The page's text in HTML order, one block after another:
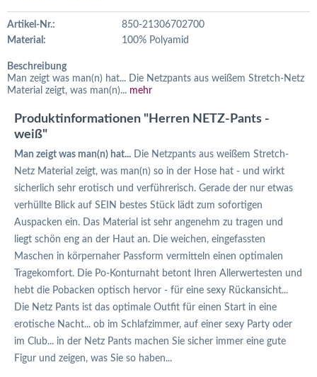
Artikel-Nr.:
850-21306702700
Material:
100% Polyamid
Beschreibung
Man zeigt was man(n) hat... Die Netzpants aus weißem Stretch-Netz
Material zeigt, was man(n)... mehr
Produktinformationen "Herren NETZ-Pants -
weiß"
Man zeigt was man(n) hat... Die Netzpants aus weißem Stretch-
Netz Material zeigt, was man(n) so in der Hose hat - und wirkt
sicherlich sehr erotisch und verführerisch. Gerade der nur etwas
verhüllte Blick auf SEIN bestes Stück lädt zum sofortigen
Auspacken ein. Das Material ist sehr angenehm zu tragen und
liegt schön eng an der Haut an. Die weichen, eingefassten
Maschen in körpernaher Passform vermitteln einen optimalen
Tragekomfort. Die Po-Konturnaht betont Ihren Allerwertesten und
hebt die Pobacken optisch hervor - für eine sexy Rückansicht...
Die Netz Pants ist das optimale Outfit für einen Start in eine
erotische Nacht... ob im Schlafzimmer, auf einer sexy Party oder
im Club... in der Netz Pants machen Sie sicher immer eine gute
Figur und zeigen, was Sie so haben...